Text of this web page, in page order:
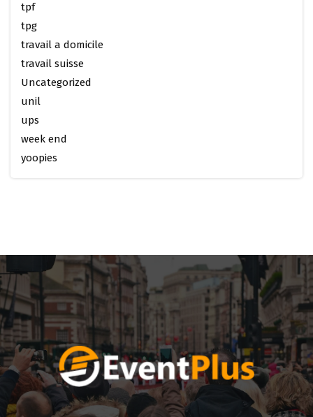
tpf
tpg
travail a domicile
travail suisse
Uncategorized
unil
ups
week end
yoopies